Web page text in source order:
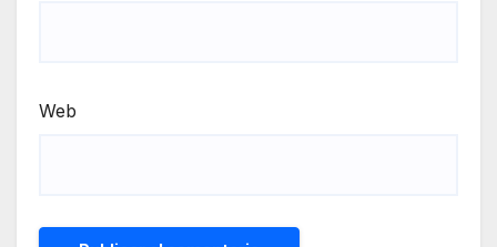
Web